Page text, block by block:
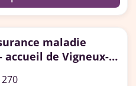
maladie
accueil de Vigneux-